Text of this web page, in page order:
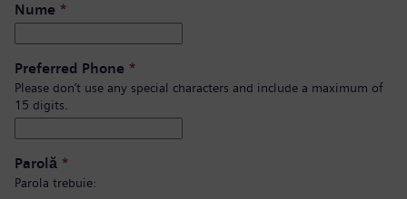
Nume *
Preferred Phone *
Please don’t use any special characters and include a maximum of
15 digits.
Parolă *
Parola trebuie: